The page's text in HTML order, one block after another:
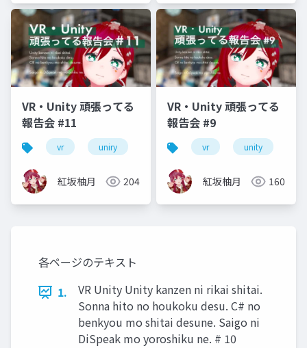
VR・Unity 頑張ってる
報告会 #11
vr uniry vrchat 初心者
紅坂柚月 204
VR・Unity 頑張ってる
報告会 #9
vr unity
紅坂柚月 160
各ページのテキスト
1.
VR Unity Unity kanzen ni rikai shitai.
Sonna hito no houkoku desu. C# no
benkyou mo shitai desune. Saigo ni
DiSpeak mo yoroshiku ne. # 10